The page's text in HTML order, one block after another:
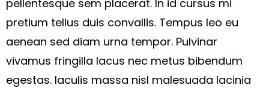
pellentesque sem placerat. In id cursus mi
pretium tellus duis convallis. Tempus leo eu
aenean sed diam urna tempor. Pulvinar
vivamus fringilla lacus nec metus bibendum
egestas. Iaculis massa nisl malesuada lacinia